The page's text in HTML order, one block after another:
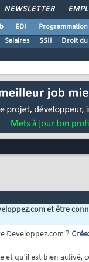
NEWSLETTER
EDI Programmation
Salaires SSII Droit du
et être
Developpez.com ?
et qu'il est bien activé,